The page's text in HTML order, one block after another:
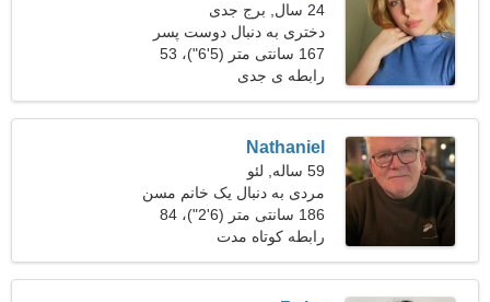
24 سال, برج جدی
دختری به دنبال دوست پسر
25-31
167 سانتی متر (5'6")، 53
کیلوگرم (116 پوند)
رابطه ی جدی
Nathaniel
59 ساله, لئو
مردی به دنبال یک خانم مسن
186 سانتی متر (6'2")، 84
کیلوگرم (185 پوند)
رابطه کوتاه مدت